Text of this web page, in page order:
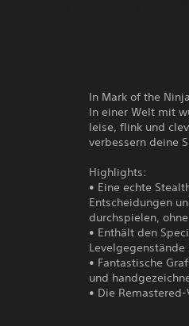
In Mark of the
In einer Welt mit
leise, flink und
verbessern deine
Highlights:
• Eine echte
Entscheidungen
durchspielen,
• Enthält den
• Fantastische
und
• Die